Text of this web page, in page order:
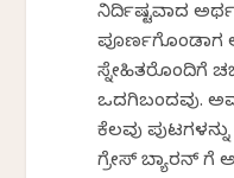
ನಿರ್ದಿಷ್ಟವಾದ
ಪೂರ್ಣಗೊಂಡಾಗ
ಸ್ನೇಹಿತರೊಂದಿಗೆ
ಒದಗಿಬಂದವು.
ಕೆಲವು
ಗ್ರೇಸ್ ಬ್ಯಾರನ್ ಗೆ